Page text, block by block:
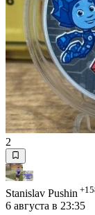
2
Stanislav Pushin
6 августа в 23:35